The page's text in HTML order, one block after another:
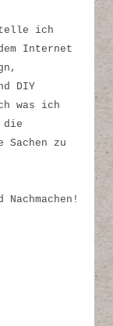
ich
Internet
DIY
was ich
die
Sachen zu